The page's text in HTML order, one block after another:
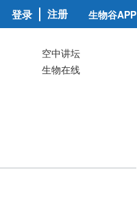
登录 注册 生物谷APP
空中讲坛
生物在线